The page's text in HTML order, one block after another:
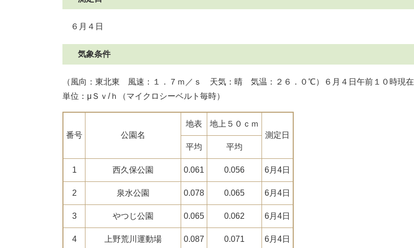
６月４日
気象条件
（風向：東北東 風速：１．７ｍ／ｓ 天気：晴 気温：２６．０℃）６月４日午前１０時現在
単位：μＳｖ/ｈ（マイクロシーベルト毎時）
番号 公園名
地表
地上５０ｃｍ
測定日
平均
平均
1 西久保公園 0.061 0.056 6月4日
2 泉水公園 0.078 0.065 6月4日
3 やつじ公園 0.065 0.062 6月4日
4 上野荒川運動場 0.087 0.071 6月4日